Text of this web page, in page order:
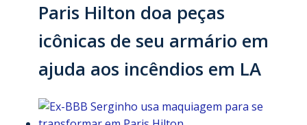
Paris Hilton doa peças
icônicas de seu armário em
ajuda aos incêndios em LA